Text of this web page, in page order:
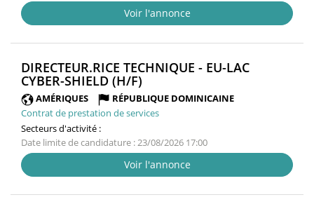
Voir l'annonce
DIRECTEUR.RICE TECHNIQUE - EU-LAC
CYBER-SHIELD (H/F) (NOUVELLE
FENÊTRE)
AMÉRIQUES
RÉPUBLIQUE DOMINICAINE
Contrat de prestation de services
Secteurs d'activité :
Date limite de candidature : 23/08/2026 17:00
Voir l'annonce